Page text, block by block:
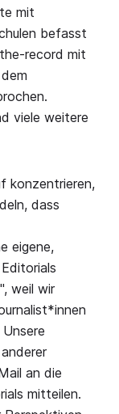
mit
befasst
record mit
viele weitere
konzentrieren,
dass
eigene,
weil wir
an die
mitteilen.